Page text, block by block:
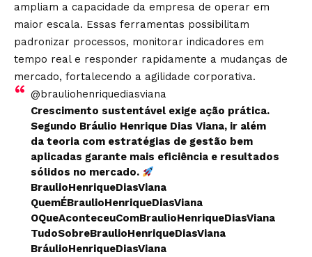
ampliam a capacidade da empresa de operar em
maior escala. Essas ferramentas possibilitam
padronizar processos, monitorar indicadores em
tempo real e responder rapidamente a mudanças de
mercado, fortalecendo a agilidade corporativa.
@brauliohenriquediasviana
Crescimento sustentável exige ação prática.
Segundo Bráulio Henrique Dias Viana, ir além
da teoria com estratégias de gestão bem
aplicadas garante mais eficiência e resultados
sólidos no mercado.
BraulioHenriqueDiasViana
QuemÉBraulioHenriqueDiasViana
OQueAconteceuComBraulioHenriqueDiasViana
TudoSobreBraulioHenriqueDiasViana
BráulioHenriqueDiasViana